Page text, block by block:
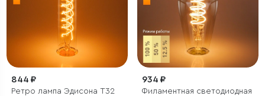
844 ₽
Ретро лампа Эдисона T32
934 ₽
Филаментная светодиодная